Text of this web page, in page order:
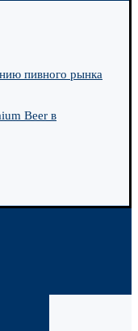
пивного рынка
Beer в